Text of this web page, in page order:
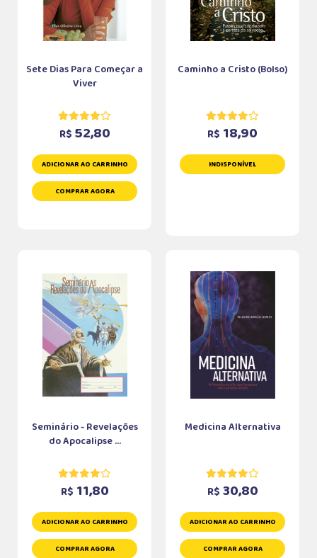
Sete Dias Para Começar a
Viver
R$ 52,80
ADICIONAR AO CARRINHO
COMPRAR AGORA
Caminho a Cristo (Bolso)
R$ 18,90
INDISPONÍVEL
Seminário - Revelações
do Apocalipse ...
R$ 11,80
ADICIONAR AO CARRINHO
COMPRAR AGORA
Medicina Alternativa
R$ 30,80
ADICIONAR AO CARRINHO
COMPRAR AGORA